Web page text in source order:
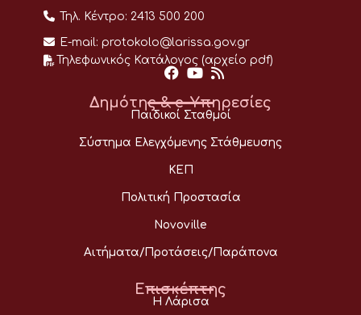
Τηλ. Κέντρο: 2413 500 200
E-mail: protokolo@larissa.gov.gr
Τηλεφωνικός Κατάλογος (αρχείο pdf)
Δημότης & e-Υπηρεσίες
Παιδικοί Σταθμοί
Σύστημα Ελεγχόμενης Στάθμευσης
ΚΕΠ
Πολιτική Προστασία
Novoville
Αιτήματα/Προτάσεις/Παράπονα
Επισκέπτης
Η Λάρισα